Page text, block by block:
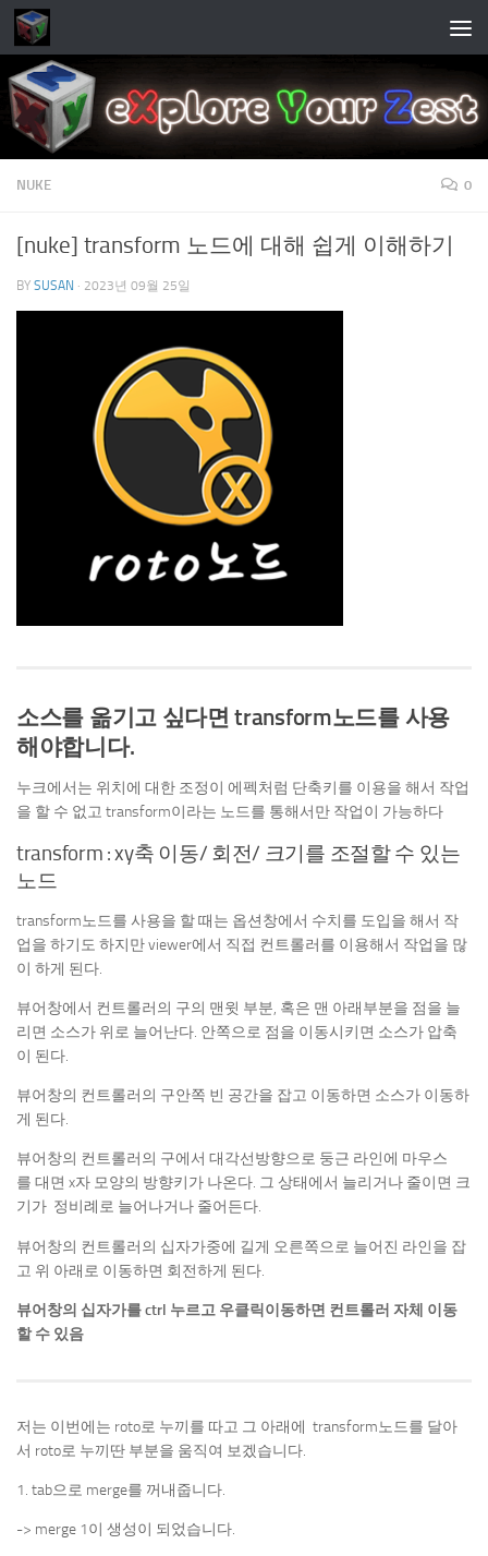
Skip to content
NUKE 0
[nuke] transform 노드에 대해 쉽게 이해하기
BY SUSAN · 2023년 09월 25일
소스를 옮기고 싶다면 transform노드를 사용
해야합니다.
누크에서는 위치에 대한 조정이 에펙처럼 단축키를 이용을 해서 작업
을 할 수 없고 transform이라는 노드를 통해서만 작업이 가능하다
transform : xy축 이동/ 회전/ 크기를 조절할 수 있는
노드
transform노드를 사용을 할 때는 옵션창에서 수치를 도입을 해서 작
업을 하기도 하지만 viewer에서 직접 컨트롤러를 이용해서 작업을 많
이 하게 된다.
뷰어창에서 컨트롤러의 구의 맨윗 부분, 혹은 맨 아래부분을 점을 늘
리면 소스가 위로 늘어난다. 안쪽으로 점을 이동시키면 소스가 압축
이 된다.
뷰어창의 컨트롤러의 구안쪽 빈 공간을 잡고 이동하면 소스가 이동하
게 된다.
뷰어창의 컨트롤러의 구에서 대각선방향으로 둥근 라인에 마우스
를 대면 x자 모양의 방향키가 나온다. 그 상태에서 늘리거나 줄이면 크
기가 정비례로 늘어나거나 줄어든다.
뷰어창의 컨트롤러의 십자가중에 길게 오른쪽으로 늘어진 라인을 잡
고 위 아래로 이동하면 회전하게 된다.
뷰어창의 십자가를 ctrl 누르고 우클릭이동하면 컨트롤러 자체 이동
할 수 있음
저는 이번에는 roto로 누끼를 따고 그 아래에 transform노드를 달아
서 roto로 누끼딴 부분을 움직여 보겠습니다.
1. tab으로 merge를 꺼내줍니다.
-> merge 1이 생성이 되었습니다.